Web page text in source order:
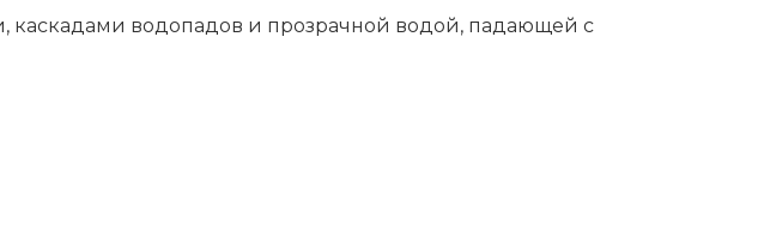
каскадами водопадов и прозрачной водой, падающей с